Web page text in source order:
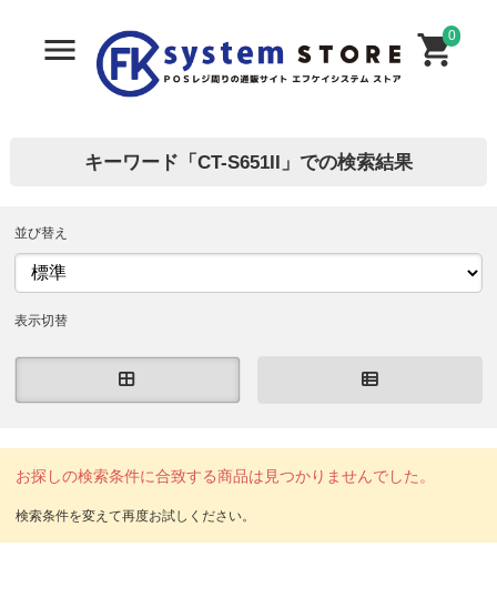
0
キーワード「CT-S651II」での検索結果
並び替え
表示切替
お探しの検索条件に合致する商品は見つかりませんでした。